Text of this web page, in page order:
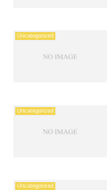
Uncategorized
Uncategorized
Uncategorized